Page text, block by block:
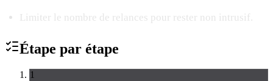
Limiter le nombre de relances pour rester non intrusif.
Étape par étape
1